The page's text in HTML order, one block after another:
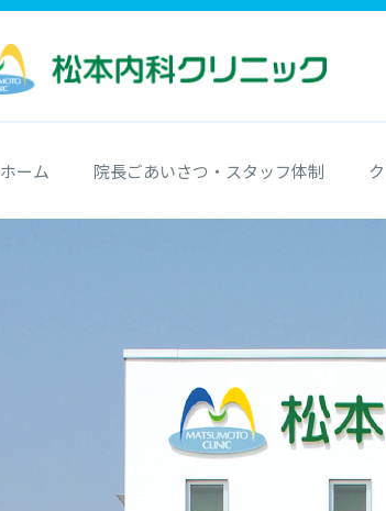
ホーム 院長ごあいさつ・スタッフ体制